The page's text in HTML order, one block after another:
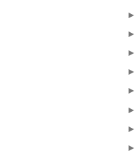
►
►
►
►
►
►
►
►